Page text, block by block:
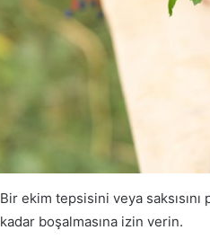
Bir ekim tepsisini veya
kadar boşalmasına izin verin.